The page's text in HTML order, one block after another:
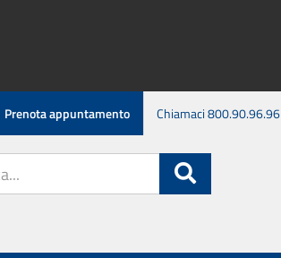
Prenota appuntamento Chiamaci 800.90.96.96